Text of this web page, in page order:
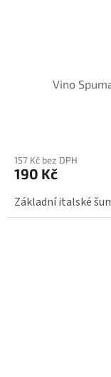
Vino
157 Kč bez DPH
190 Kč
Základní italské